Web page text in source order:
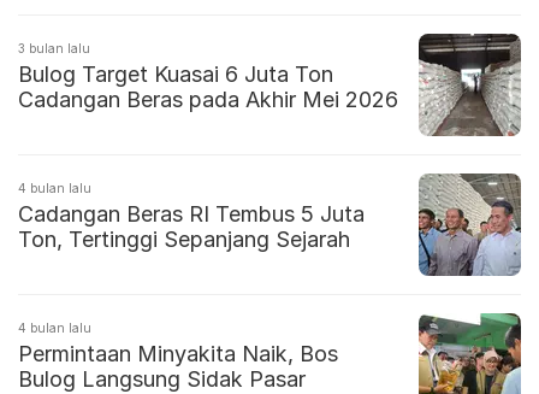
3 bulan lalu
Bulog Target Kuasai 6 Juta Ton
Cadangan Beras pada Akhir Mei 2026
4 bulan lalu
Cadangan Beras RI Tembus 5 Juta
Ton, Tertinggi Sepanjang Sejarah
4 bulan lalu
Permintaan Minyakita Naik, Bos
Bulog Langsung Sidak Pasar